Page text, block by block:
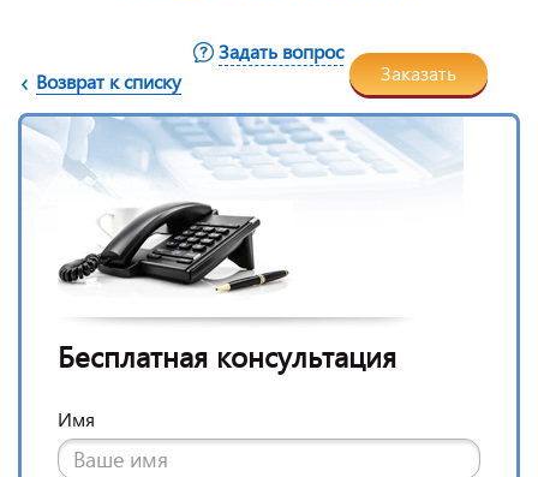
Возврат к списку
Задать вопрос
Заказать
Бесплатная консультация
Имя